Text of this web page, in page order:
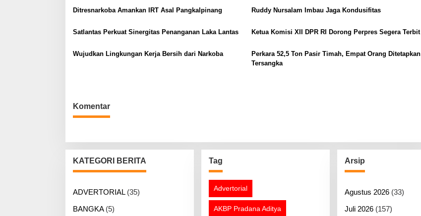
s
i
o
Ditresnarkoba Amankan IRT Asal Pangkalpinang Ruddy Nursalam Imbau Jaga Kondusifitas
Satlantas Perkuat Sinergitas Penanganan Laka Lantas Ketua Komisi XII DPR RI Dorong Perpres Segera Terbit
Wujudkan Lingkungan Kerja Bersih dari Narkoba
Perkara 52,5 Ton Pasir Timah, Empat Orang Ditetapkan
Tersangka
Komentar
KATEGORI BERITA
ADVERTORIAL(35)
BANGKA(5)
Tag
Advertorial
AKBP Pradana Aditya
Arsip
Agustus 2026(33)
Juli 2026(157)